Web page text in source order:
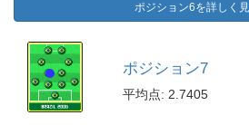
ポジション6を詳しく
ポジション7
平均点: 2.7405